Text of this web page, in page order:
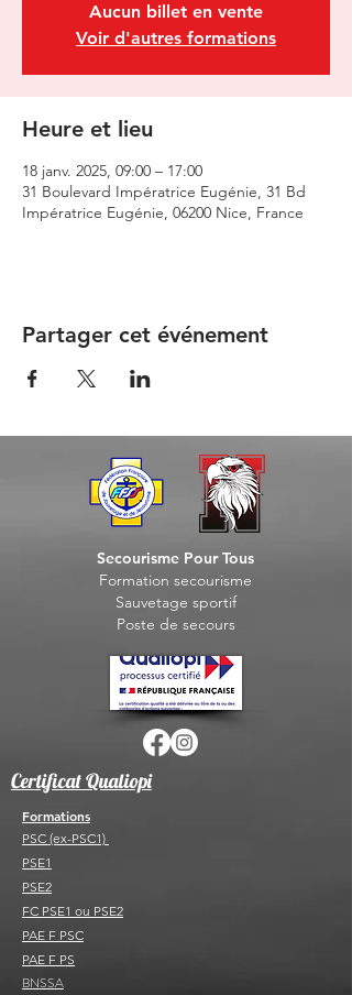
Aucun billet en vente
Voir d'autres formations
Heure et lieu
18 janv. 2025, 09:00 – 17:00
31 Boulevard Impératrice Eugénie, 31 Bd
Impératrice Eugénie, 06200 Nice, France
Partager cet événement
Secourisme Pour Tous
Formation secourisme
Sauvetage sportif
Poste de secours
Certificat Qualiopi
Formations
PSC (ex-PSC1)
PSE1
PSE2
FC PSE1 ou PSE2
PAE F PSC
PAE F PS
BNSSA